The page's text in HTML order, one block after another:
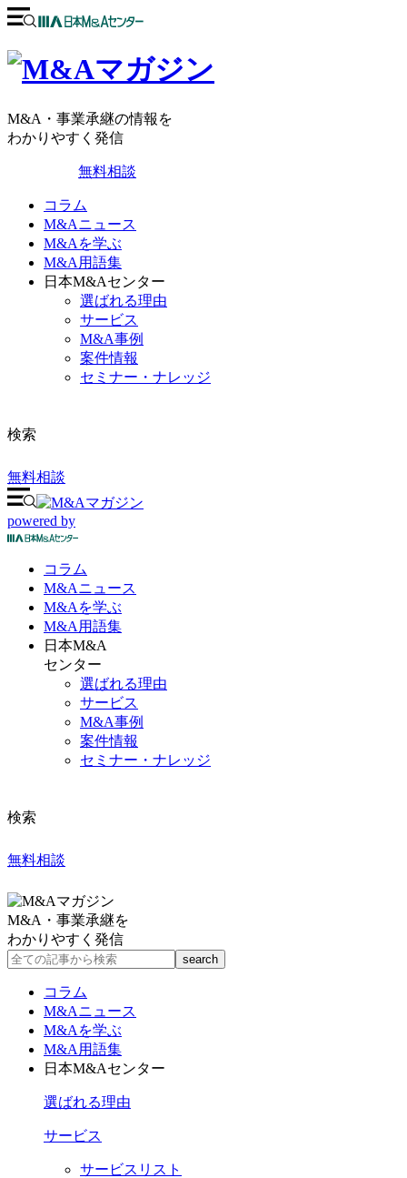
M&A・事業承継の情報を
わかりやすく発信
無料相談
コラム
M&Aニュース
M&Aを学ぶ
M&A用語集
日本M&Aセンター
選ばれる理由
サービス
M&A事例
案件情報
セミナー・ナレッジ
検索
無料相談
powered by
コラム
M&Aニュース
M&Aを学ぶ
M&A 用語集
日本M&A
センター
選ばれる理由
サービス
M&A事例
案件情報
セミナー・ナレッジ
検索
無料相談
M&A・事業承継を
わかりやすく発信
コラム
M&Aニュース
M&Aを学ぶ
M&A用語集
日本M&Aセンター
選ばれる理由
サービス
サービスリスト